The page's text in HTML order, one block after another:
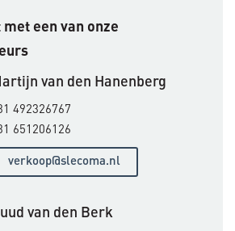
een van onze
van den Hanenberg
492326767
651206126
verkoop@slecoma.nl
van den Berk